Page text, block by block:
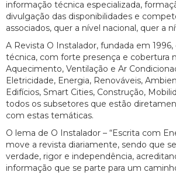
informação técnica especializada,
divulgação das disponibilidades e
associados, quer a nível nacional, quer a
A Revista O Instalador, fundada em
técnica, com forte presença e cobertura
Aquecimento, Ventilação e Ar
Eletricidade, Energia, Renováveis,
Edifícios, Smart Cities, Construção,
todos os subsetores que estão
com estas temáticas.
O lema de O Instalador – “Escrita com
move a revista diariamente, sendo que
verdade, rigor e independência,
informação que se parte para um